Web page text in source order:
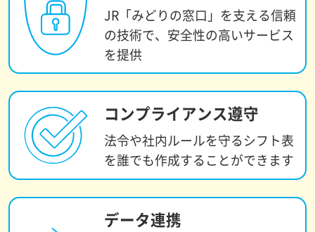
JR「みどりの窓口」を支える信頼
の技術で、安全性の高いサービス
を提供
コンプライアンス遵守
法令や社内ルールを守るシフト表
を誰でも作成することができます
データ連携